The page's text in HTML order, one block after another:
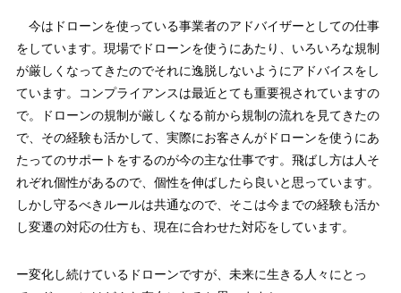
今はドローンを使っている事業者のアドバイザーとしての仕事
をしています。現場でドローンを使うにあたり、いろいろな規制
が厳しくなってきたのでそれに逸脱しないようにアドバイスをし
ています。コンプライアンスは最近とても重要視されていますの
で。ドローンの規制が厳しくなる前から規制の流れを見てきたの
で、その経験も活かして、実際にお客さんがドローンを使うにあ
たってのサポートをするのが今の主な仕事です。飛ばし方は人そ
れぞれ個性があるので、個性を伸ばしたら良いと思っています。
しかし守るべきルールは共通なので、そこは今までの経験も活か
し変遷の対応の仕方も、現在に合わせた対応をしています。
ー変化し続けているドローンですが、未来に生きる人々にとっ